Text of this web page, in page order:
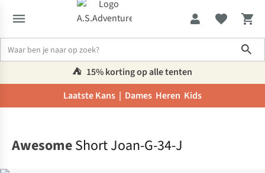
⛺️ 15% korting op alle tenten
Laatste Kans | Dames Heren Kids
AwesomeShort Joan-G-34-J